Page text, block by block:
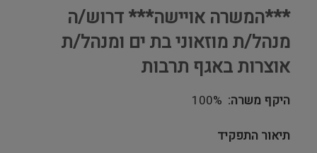
***המשרה אויישה*** דרוש/ה
מנהל/ת מוזאוני בת ים ומנהל/ת
אוצרות באגף תרבות
היקף משרה 100%
תיאור התפקיד